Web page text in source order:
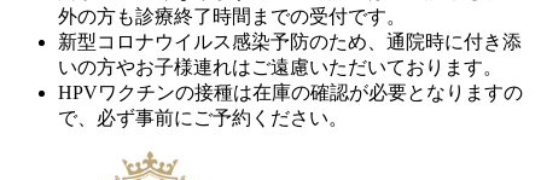
外の方も診療終了時間までの受付です。
新型コロナウイルス感染予防のため、通院時に付き添
いの方やお子様連れはご遠慮いただいております。
HPVワクチンの接種は在庫の確認が必要となりますの
で、必ず事前にご予約ください。